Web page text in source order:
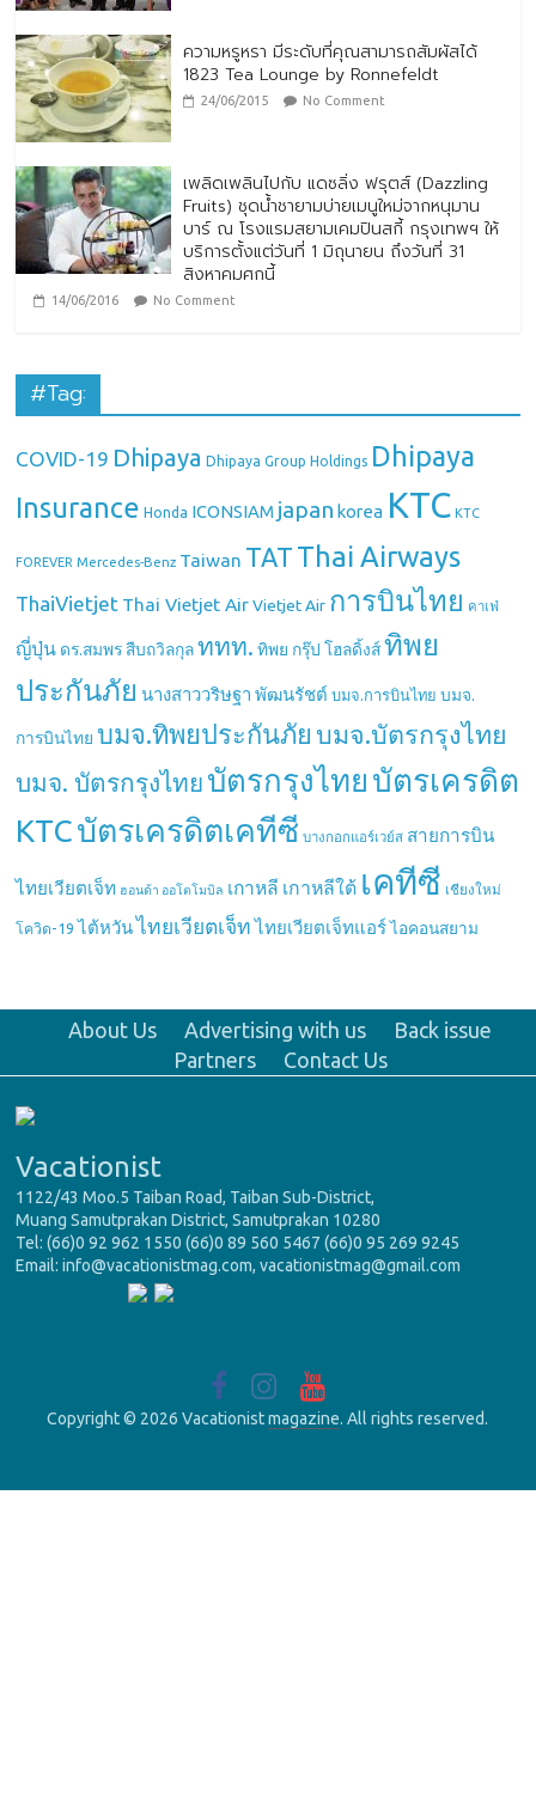
ความหรูหรา มีระดับที่คุณสามารถสัมผัสได้
1823 Tea Lounge by Ronnefeldt
24/06/2015 No Comment
เพลิดเพลินไปกับ แดซลิ่ง ฟรุตส์ (Dazzling
Fruits) ชุดน้ำชายามบ่ายเมนูใหม่จากหนุมาน
บาร์ ณ โรงแรมสยามเคมปินสกี้ กรุงเทพฯ ให้
บริการตั้งแต่วันที่ 1 มิถุนายน ถึงวันที่ 31
สิงหาคมศกนี้
14/06/2016 No Comment
#Tag:
COVID-19 Dhipaya Dhipaya Group Holdings Dhipaya
Insurance Honda ICONSIAM japan korea KTC KTC
FOREVER Mercedes-Benz Taiwan TAT Thai Airways
ThaiVietjet Thai Vietjet Air Vietjet Air การบินไทย คาเฟ่
ญี่ปุ่น ดร.สมพร สืบถวิลกุล ททท. ทิพย กรุ๊ป โฮลดิ้งส์ ทิพย
ประกันภัย นางสาววริษฐา พัฒนรัชต์ บมจ.การบินไทย บมจ.
การบินไทย บมจ.ทิพยประกันภัย บมจ.บัตรกรุงไทย
บมจ. บัตรกรุงไทย บัตรกรุงไทย บัตรเครดิต
KTCบัตรเครดิตเคทีซี บางกอกแอร์เวย์ส สายการบิน
ไทยเวียตเจ็ท ฮอนด้า ออโตโมบิล เกาหลี เกาหลีใต้ เคทีซี เชียงใหม่
โควิด-19 ไต้หวัน ไทยเวียตเจ็ท ไทยเวียตเจ็ทแอร์ ไอคอนสยาม
About Us Advertising with us
Back issue
Partners
Contact Us
Vacationist
1122/43 Moo.5 Taiban Road, Taiban Sub-District,
Muang Samutprakan District, Samutprakan 10280
Tel: (66)0 92 962 1550 (66)0 89 560 5467 (66)0 95 269 9245
Email: info@vacationistmag.com, vacationistmag@gmail.com
Copyright © 2026 Vacationistmagazine. All rights reserved.